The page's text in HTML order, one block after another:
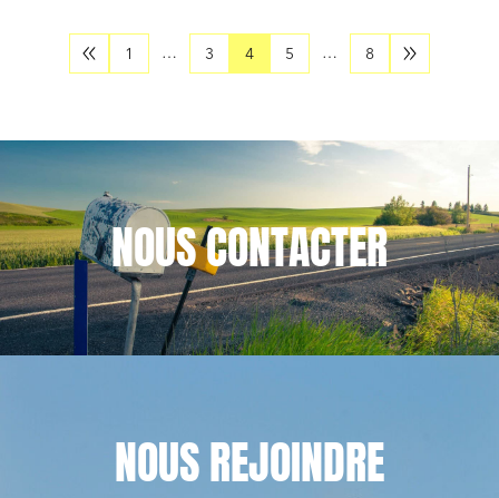
1 … 3 4 5 … 8
NOUSCONTACTER
NOUSREJOINDRE